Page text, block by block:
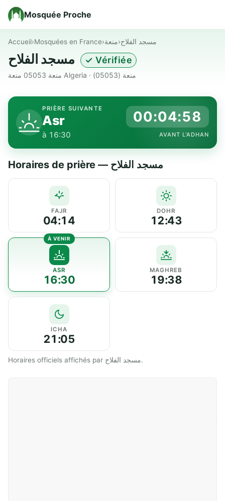
Mosquée Proche
Accueil›Mosquées en France›منعة›مسجد الفلاح
✓ Vérifiée
منعة 05053 منعة Algeria · منعة (05053)
PRIÈRE SUIVANTE
Asr
à 16:30
00:04:58
AVANT L'ADHAN
Horaires de prière — مسجد الفلاح
FAJR
04:14
DOHR
12:43
ASR
16:30
MAGHREB
19:38
ICHA
21:05
Horaires officiels affichés par مسجد الفلاح.